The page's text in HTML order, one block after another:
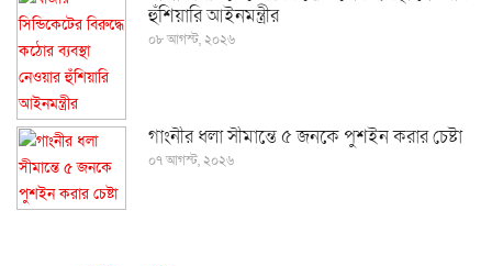
হুঁশিয়ারি আইনমন্ত্রীর
০৮ আগস্ট, ২০২৬
গাংনীর ধলা সীমান্তে ৫ জনকে পুশইন করার চেষ্টা
০৭ আগস্ট, ২০২৬